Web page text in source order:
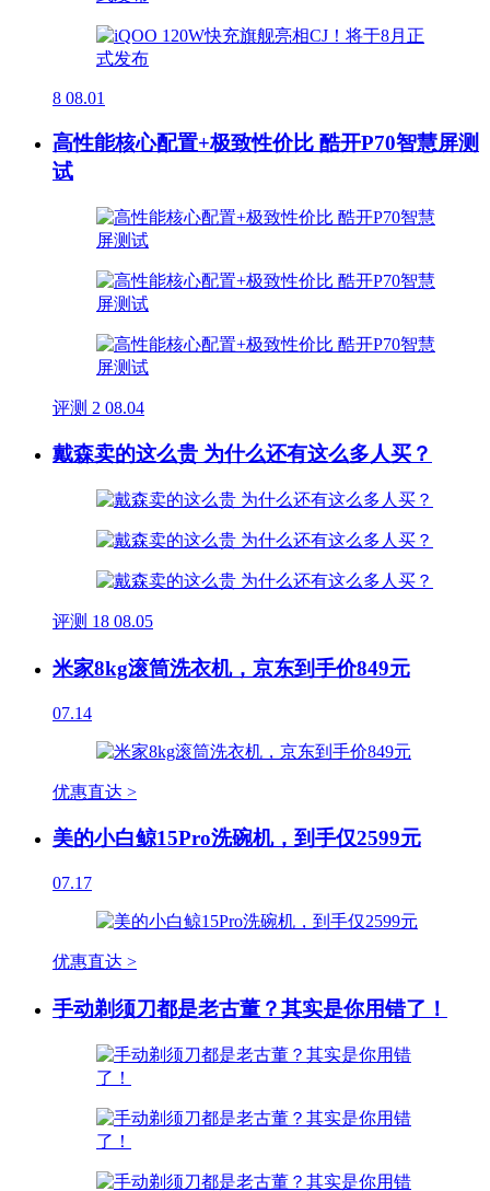
8 08.01
高性能核心配置+极致性价比 酷开P70智慧屏测
试
评测 2 08.04
戴森卖的这么贵 为什么还有这么多人买？
评测 18 08.05
米家8kg滚筒洗衣机，京东到手价849元
07.14
优惠直达 >
美的小白鲸15Pro洗碗机，到手仅2599元
07.17
优惠直达 >
手动剃须刀都是老古董？其实是你用错了！